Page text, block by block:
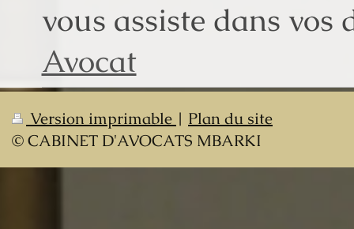
vous assiste dans
Avocat
Version imprimable | Plan du site
© CABINET D'AVOCATS MBARKI